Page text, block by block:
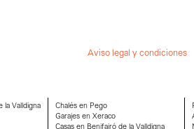
Aviso legal y condiciones
la Valldigna
Chalés en Pego
Garajes en Xeraco